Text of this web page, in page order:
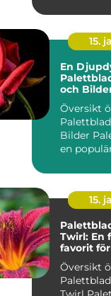
'R...
15.
En
och
Översikt
Bilder
en
s...
15.
Twirl: En
favorit
Översikt